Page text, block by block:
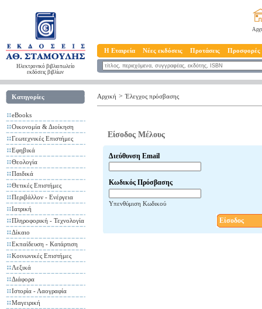
Ηλεκτρονικό βιβλιοπωλείο
εκδόσεις βιβλίων
Η Εταιρεία Νέες εκδόσεις Προτάσεις Προσφορές
Κατηγορίες
eBooks
Οικονομία & Διοίκηση
Γεωτεχνικές Επιστήμες
Εφηβικά
Θεολογία
Παιδικά
Θετικές Επιστήμες
Περιβάλλον - Ενέργεια
Ιατρική
Πληροφορική - Τεχνολογία
Δίκαιο
Εκπαίδευση - Κατάρτιση
Κοινωνικές Επιστήμες
Λεξικά
Διάφορα
Ιστορία - Λαογραφία
Μαγειρική
Αρχική > Έλεγχος πρόσβασης
Είσοδος Μέλους
Διεύθυνση Email
Κωδικός Πρόσβασης
Υπενθύμιση Κωδικού
Είσοδος